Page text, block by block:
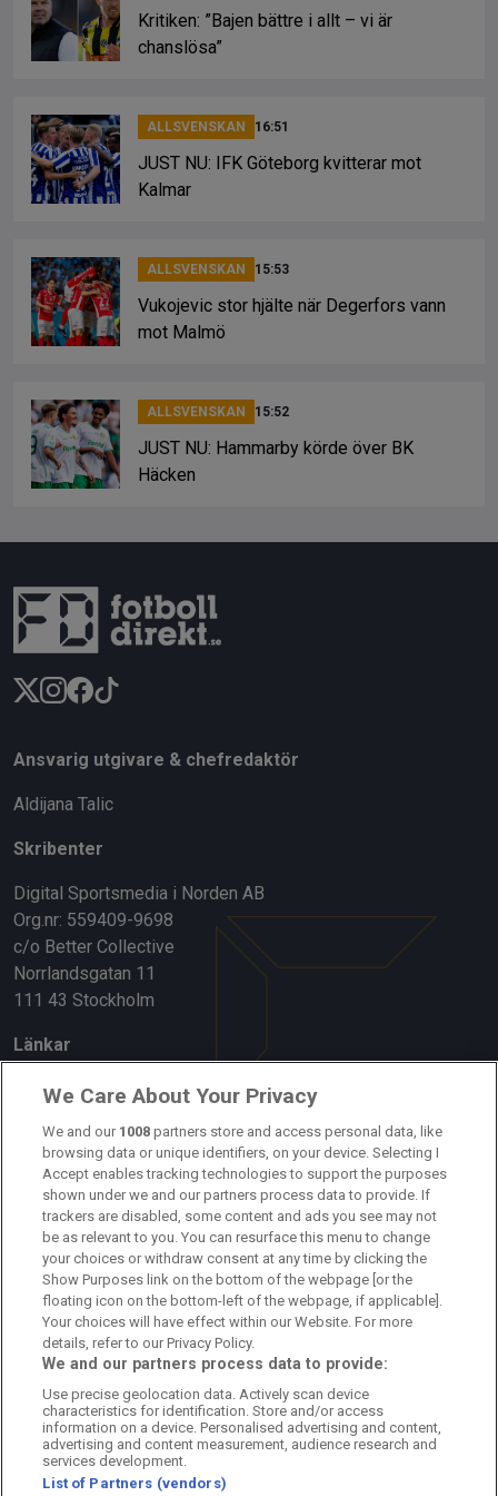
Kritiken: ”Bajen bättre i allt – vi är
chanslösa”
ALLSVENSKAN 16:51
JUST NU: IFK Göteborg kvitterar mot
Kalmar
ALLSVENSKAN 15:53
Vukojevic stor hjälte när Degerfors vann
mot Malmö
ALLSVENSKAN 15:52
JUST NU: Hammarby körde över BK
Häcken
Ansvarig utgivare & chefredaktör
Aldijana Talic
Skribenter
Digital Sportsmedia i Norden AB
Org.nr: 559409-9698
c/o Better Collective
Norrlandsgatan 11
111 43 Stockholm
Länkar
Om oss
Kontakta oss
Kundtjänst
Sponsor: Rekatochklart
Annonsera på Fotbolldirekt
Redaktionell policy
Personuppgiftspolicy
Cookiepolicy
Arkiv
We Care About Your Privacy
We and our 1008 partners store and access personal data, like
browsing data or unique identifiers, on your device. Selecting I
Accept enables tracking technologies to support the purposes
shown under we and our partners process data to provide. If
trackers are disabled, some content and ads you see may not
be as relevant to you. You can resurface this menu to change
your choices or withdraw consent at any time by clicking the
Show Purposes link on the bottom of the webpage [or the
floating icon on the bottom-left of the webpage, if applicable].
Your choices will have effect within our Website. For more
details, refer to our Privacy Policy.
We and our partners process data to provide:
Use precise geolocation data. Actively scan device
characteristics for identification. Store and/or access
information on a device. Personalised advertising and content,
advertising and content measurement, audience research and
services development.
List of Partners (vendors)